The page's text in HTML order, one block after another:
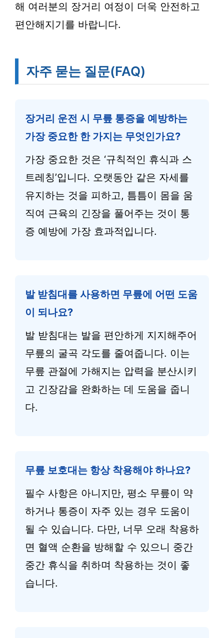
해 여러분의 장거리 여정이 더욱 안전하고
편안해지기를 바랍니다.
자주 묻는 질문(FAQ)
장거리 운전 시 무릎 통증을 예방하는
가장 중요한 한 가지는 무엇인가요?
가장 중요한 것은 ‘규칙적인 휴식과 스
트레칭’입니다. 오랫동안 같은 자세를
유지하는 것을 피하고, 틈틈이 몸을 움
직여 근육의 긴장을 풀어주는 것이 통
증 예방에 가장 효과적입니다.
발 받침대를 사용하면 무릎에 어떤 도움
이 되나요?
발 받침대는 발을 편안하게 지지해주어
무릎의 굴곡 각도를 줄여줍니다. 이는
무릎 관절에 가해지는 압력을 분산시키
고 긴장감을 완화하는 데 도움을 줍니
다.
무릎 보호대는 항상 착용해야 하나요?
필수 사항은 아니지만, 평소 무릎이 약
하거나 통증이 자주 있는 경우 도움이
될 수 있습니다. 다만, 너무 오래 착용하
면 혈액 순환을 방해할 수 있으니 중간
중간 휴식을 취하며 착용하는 것이 좋
습니다.